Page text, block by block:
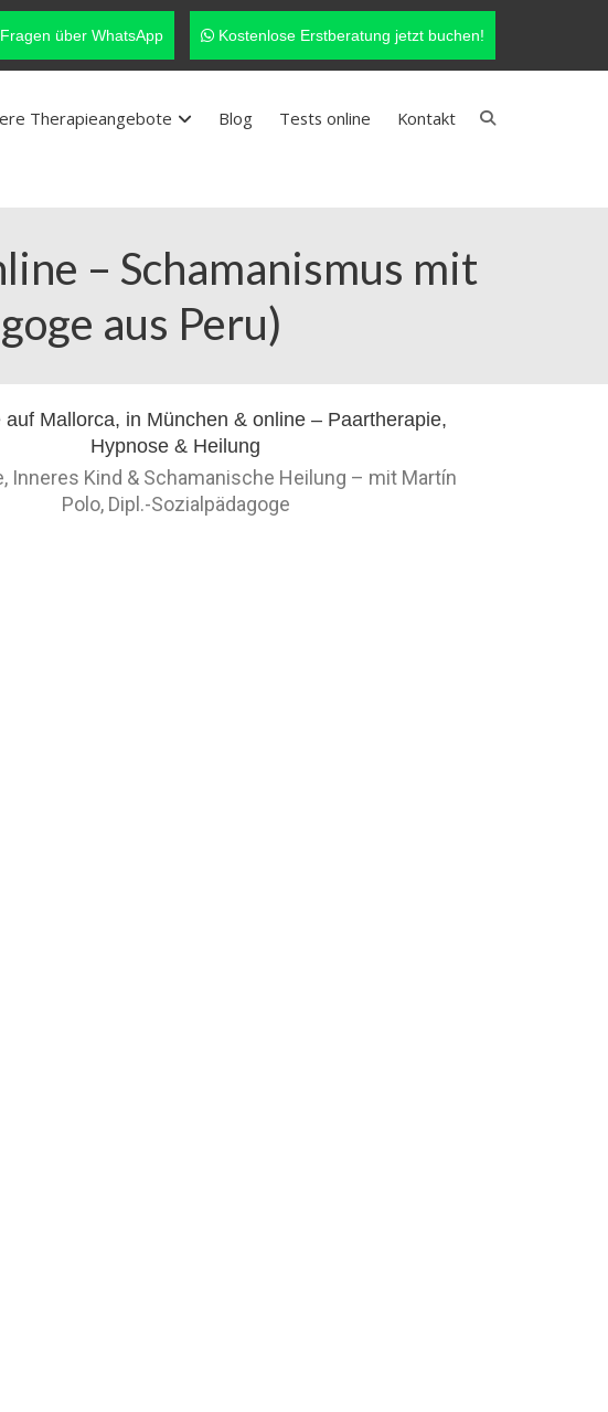
Fragen über WhatsApp Kostenlose Erstberatung jetzt buchen!
Therapieangebote Blog Tests online Kontakt
– Schamanismus mit
aus Peru)
Inneres Kind & Schamanische Heilung – mit Martín
Polo, Dipl.-Sozialpädagoge